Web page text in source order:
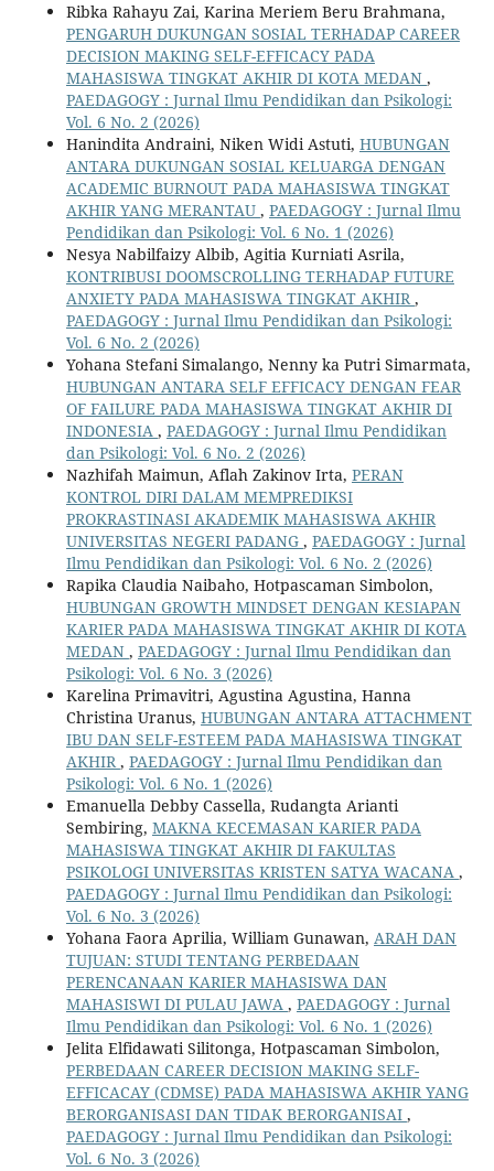
Ribka Rahayu Zai, Karina Meriem Beru Brahmana,
PENGARUH DUKUNGAN SOSIAL TERHADAP CAREER
DECISION MAKING SELF-EFFICACY PADA
MAHASISWA TINGKAT AKHIR DI KOTA MEDAN ,
PAEDAGOGY : Jurnal Ilmu Pendidikan dan Psikologi:
Vol. 6 No. 2 (2026)
Hanindita Andraini, Niken Widi Astuti, HUBUNGAN
ANTARA DUKUNGAN SOSIAL KELUARGA DENGAN
ACADEMIC BURNOUT PADA MAHASISWA TINGKAT
AKHIR YANG MERANTAU , PAEDAGOGY : Jurnal Ilmu
Pendidikan dan Psikologi: Vol. 6 No. 1 (2026)
Nesya Nabilfaizy Albib, Agitia Kurniati Asrila,
KONTRIBUSI DOOMSCROLLING TERHADAP FUTURE
ANXIETY PADA MAHASISWA TINGKAT AKHIR,
PAEDAGOGY : Jurnal Ilmu Pendidikan dan Psikologi:
Vol. 6 No. 2 (2026)
Yohana Stefani Simalango, Nenny ka Putri Simarmata,
HUBUNGAN ANTARA SELF EFFICACY DENGAN FEAR
OF FAILURE PADA MAHASISWA TINGKAT AKHIR DI
INDONESIA , PAEDAGOGY : Jurnal Ilmu Pendidikan
dan Psikologi: Vol. 6 No. 2 (2026)
Nazhifah Maimun, Aflah Zakinov Irta, PERAN
KONTROL DIRI DALAM MEMPREDIKSI
PROKRASTINASI AKADEMIK MAHASISWA AKHIR
UNIVERSITAS NEGERI PADANG , PAEDAGOGY : Jurnal
Ilmu Pendidikan dan Psikologi: Vol. 6 No. 2 (2026)
Rapika Claudia Naibaho, Hotpascaman Simbolon,
HUBUNGAN GROWTH MINDSET DENGAN KESIAPAN
KARIER PADA MAHASISWA TINGKAT AKHIR DI KOTA
MEDAN , PAEDAGOGY : Jurnal Ilmu Pendidikan dan
Psikologi: Vol. 6 No. 3 (2026)
Karelina Primavitri, Agustina Agustina, Hanna
Christina Uranus, HUBUNGAN ANTARA ATTACHMENT
IBU DAN SELF-ESTEEM PADA MAHASISWA TINGKAT
AKHIR, PAEDAGOGY : Jurnal Ilmu Pendidikan dan
Psikologi: Vol. 6 No. 1 (2026)
Emanuella Debby Cassella, Rudangta Arianti
Sembiring, MAKNA KECEMASAN KARIER PADA
MAHASISWA TINGKAT AKHIR DI FAKULTAS
PSIKOLOGI UNIVERSITAS KRISTEN SATYA WACANA ,
PAEDAGOGY : Jurnal Ilmu Pendidikan dan Psikologi:
Vol. 6 No. 3 (2026)
Yohana Faora Aprilia, William Gunawan, ARAH DAN
TUJUAN: STUDI TENTANG PERBEDAAN
PERENCANAAN KARIER MAHASISWA DAN
MAHASISWI DI PULAU JAWA , PAEDAGOGY : Jurnal
Ilmu Pendidikan dan Psikologi: Vol. 6 No. 1 (2026)
Jelita Elfidawati Silitonga, Hotpascaman Simbolon,
PERBEDAAN CAREER DECISION MAKING SELF-
EFFICACAY (CDMSE) PADA MAHASISWA AKHIR YANG
BERORGANISASI DAN TIDAK BERORGANISAI ,
PAEDAGOGY : Jurnal Ilmu Pendidikan dan Psikologi:
Vol. 6 No. 3 (2026)